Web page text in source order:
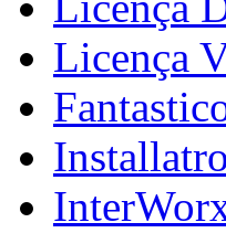
Licença